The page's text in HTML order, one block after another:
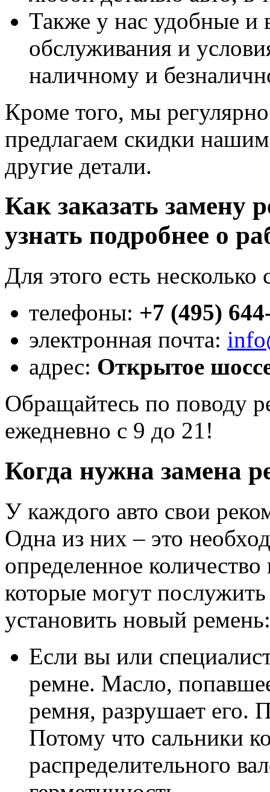
Также у нас удобные и
обслуживания и
наличному и
Кроме того, мы
предлагаем скидки
другие детали.
Как заказать замену
узнать подробнее о
Для этого есть несколько
телефоны: +7 (495)
электронная почта:
адрес: Открытое
Обращайтесь по поводу
ежедневно с 9 до 21!
Когда нужна замена
У каждого авто свои
Одна из них – это
определенное
которые могут
установить новый ремень:
Если вы или
ремне. Масло,
ремня, разрушает его.
Потому что сальники
распределительного